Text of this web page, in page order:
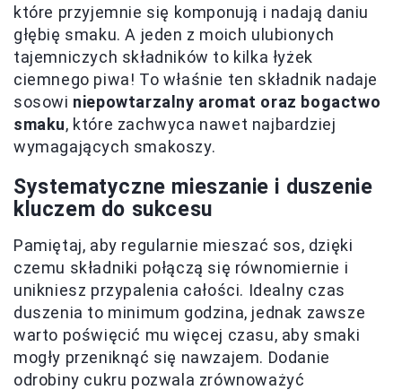
które przyjemnie się komponują i nadają daniu
głębię smaku. A jeden z moich ulubionych
tajemniczych składników to kilka łyżek
ciemnego piwa! To właśnie ten składnik nadaje
sosowi niepowtarzalny aromat oraz bogactwo
smaku, które zachwyca nawet najbardziej
wymagających smakoszy.
Systematyczne mieszanie i duszenie
kluczem do sukcesu
Pamiętaj, aby regularnie mieszać sos, dzięki
czemu składniki połączą się równomiernie i
unikniesz przypalenia całości. Idealny czas
duszenia to minimum godzina, jednak zawsze
warto poświęcić mu więcej czasu, aby smaki
mogły przeniknąć się nawzajem. Dodanie
odrobiny cukru pozwala zrównoważyć